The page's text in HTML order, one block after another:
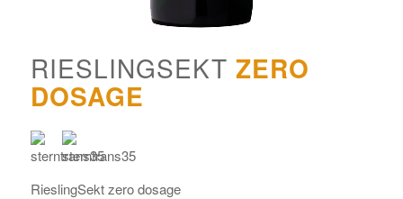
RIESLINGSEKT ZERO
DOSAGE
RieslingSekt zero dosage